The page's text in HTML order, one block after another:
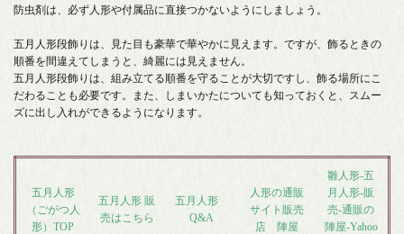
防虫剤は、必ず人形や付属品に直接つかないようにしましょう。
五月人形段飾りは、見た目も豪華で華やかに見えます。ですが、飾るときの
順番を間違えてしまうと、綺麗には見えません。
五月人形段飾りは、組み立てる順番を守ることが大切ですし、飾る場所にこ
だわることも必要です。また、しまいかたについても知っておくと、スムー
ズに出し入れができるようになります。
五月人形
（ごがつ人
形）TOP
五月人形 販
売はこちら
五月人形
Q&A
人形の通販
サイト販売
店 陣屋
雛人形-五
月人形-販
売-通販の
陣屋-Yahoo